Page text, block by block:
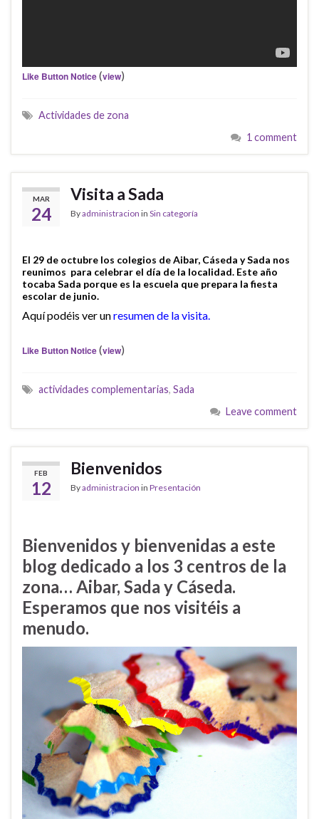
Like Button Notice(view)
Actividades de zona
1 comment
MAR
24
Visita a Sada
Byadministracion in Sin categoría
El 29 de octubre los colegios de Aibar, Cáseda y Sada nos
reunimos para celebrar el día de la localidad. Este año
tocaba Sada porque es la escuela que prepara la fiesta
escolar de junio.
Aquí podéis ver unresumen de la visita.
Like Button Notice(view)
actividades complementarias, Sada
Leave comment
FEB
12
Bienvenidos
Byadministracion in Presentación
Bienvenidos y bienvenidas a este
blog dedicado a los 3 centros de la
zona… Aibar, Sada y Cáseda.
Esperamos que nos visitéis a
menudo.